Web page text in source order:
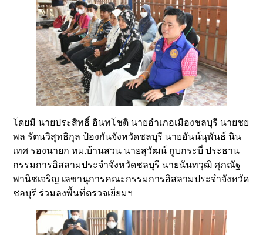
โดยมี นายประสิทธิ์ อินทโชติ นายอำเภอเมืองชลบุรี นายชย
พล รัตนวิสุทธิกุล ป้องกันจังหวัดชลบุรี นายอันน์นุพันธ์ นิน
เทศ รองนายก ทม.บ้านสวน นายสุวัฒน์ กูบกระบี่ ประธาน
กรรมการอิสลามประจำจังหวัดชลบุรี นายนันทวุฒิ ศุภณัฐ
พานิชเจริญ เลขานุการคณะกรรมการอิสลามประจำจังหวัด
ชลบุรี ร่วมลงพื้นที่ตรวจเยี่ยมฯ